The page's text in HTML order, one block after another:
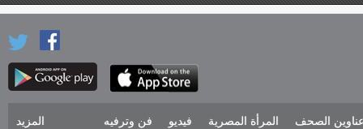
الصحف المرأة المصرية فيديو فن وترفيه المزيد